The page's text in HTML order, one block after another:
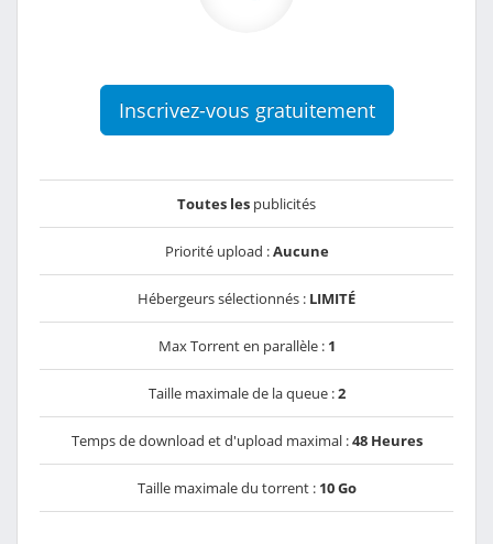
Inscrivez-vous gratuitement
Toutes les publicités
Priorité upload :Aucune
Hébergeurs sélectionnés : LIMITÉ
Max Torrent en parallèle : 1
Taille maximale de la queue :2
Temps de download et d'upload maximal :48 Heures
Taille maximale du torrent : 10 Go